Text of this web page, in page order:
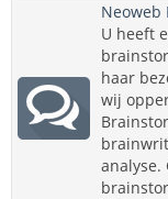
Neoweb
U heeft
haar
wij
analyse.